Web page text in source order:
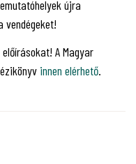
újra
vendégeket!
A Magyar
innen elérhető.